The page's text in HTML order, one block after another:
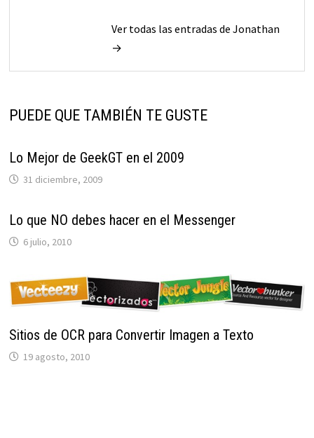
Ver todas las entradas de Jonathan
→
PUEDE QUE TAMBIÉN TE GUSTE
Lo Mejor de GeekGT en el 2009
31 diciembre, 2009
Lo que NO debes hacer en el Messenger
6 julio, 2010
Sitios de OCR para Convertir Imagen a Texto
19 agosto, 2010